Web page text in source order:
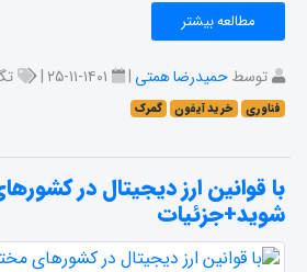
مطالعه بیشتر
توسطحمیدرضا همتی | ۱۴۰۱-۱۱-۲۵ |
فناوری
خرید آیفون گمرک
با قوانین ارز دیجیتال در
شوید+جزئیات